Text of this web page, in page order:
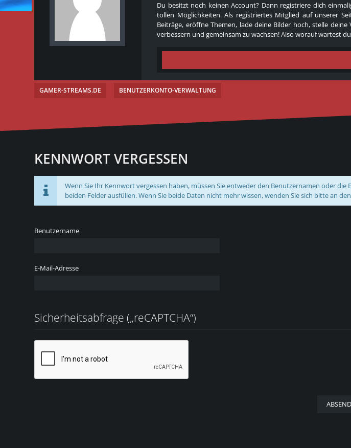
Du besitzt noch keinen Account? Dann registriere dich
tollen Möglichkeiten. Als registriertes Mitglied auf unserer
Beiträge, eröffne Themen, lade deine Bilder hoch, stelle
verbessern und gemeinsam zu wachsen! Also worauf wartest
GAMER-STREAMS.DE BENUTZERKONTO-VERWALTUNG
KENNWORT VERGESSEN
Wenn Sie Ihr Kennwort vergessen haben, müssen Sie entweder den Benutzernamen oder
beiden Felder ausfüllen. Wenn Sie beide Daten nicht mehr wissen, wenden Sie sich bitte an
Benutzername
E-Mail-Adresse
Sicherheitsabfrage („reCAPTCHA“)